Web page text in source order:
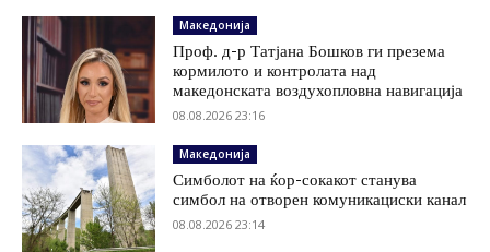
Македонија
Проф. д-р Татјана Бошков ги презема
кормилото и контролата над
македонската воздухопловна навигација
08.08.2026 23:16
Македонија
Симболот на ќор-сокакот станува
симбол на отворен комуникациски канал
08.08.2026 23:14